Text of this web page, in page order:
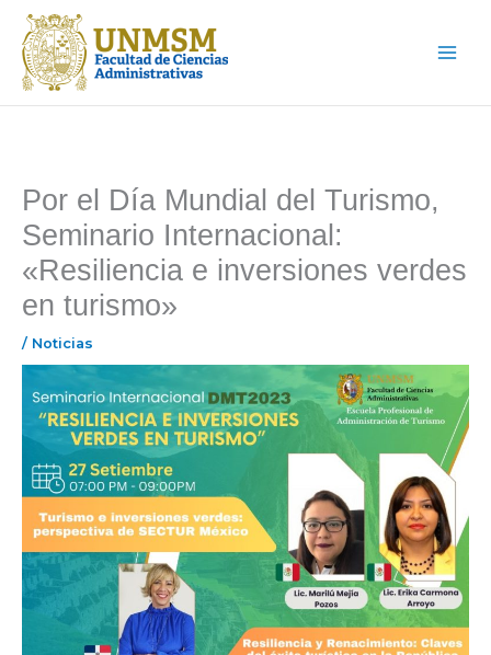
contenido
Menu
Por el Día Mundial del Turismo,
Seminario Internacional:
«Resiliencia e inversiones verdes
en turismo»
/ Noticias